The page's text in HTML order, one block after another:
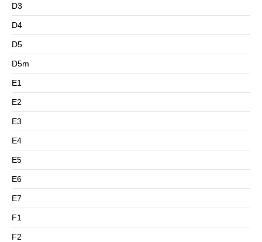
D3
D4
D5
D5m
E1
E2
E3
E4
E5
E6
E7
F1
F2